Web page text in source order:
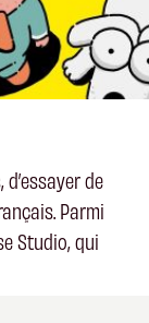
de
Parmi
Studio, qui